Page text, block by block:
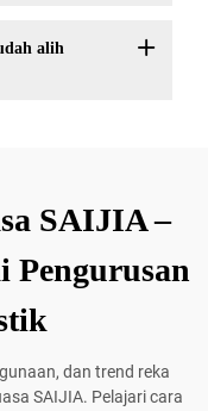
alih
SAIJIA –
Pengurusan
dan trend reka
SAIJIA. Pelajari cara